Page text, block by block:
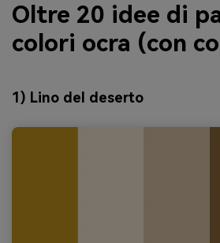
Oltre 20 idee di
colori ocra (con
1) Lino del deserto